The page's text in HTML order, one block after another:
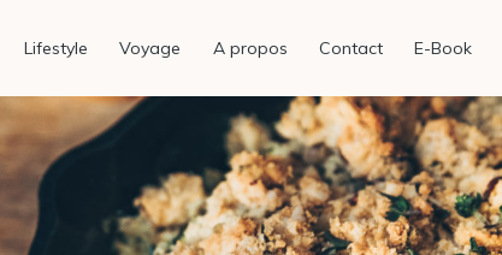
Lifestyle Voyage A propos Contact E-Book